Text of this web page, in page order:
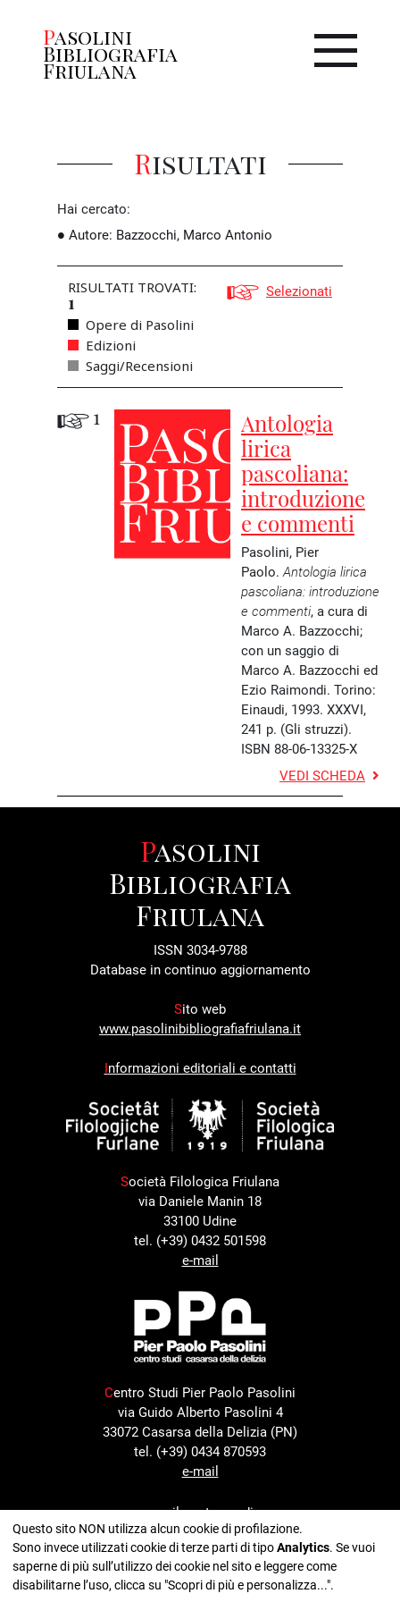
Pasolini
Bibliografia
Friulana
Risultati
Hai cercato:
Autore: Bazzocchi, Marco Antonio
RISULTATI TROVATI:
1
Opere di Pasolini
Edizioni
Saggi/Recensioni
Selezionati
1
Antologia
lirica
pascoliana:
introduzione
e commenti
Pasolini, Pier
Paolo.Antologia lirica
pascoliana: introduzione
e commenti, a cura di
Marco A. Bazzocchi;
con un saggio di
Marco A. Bazzocchi ed
Ezio Raimondi. Torino:
Einaudi, 1993. XXXVI,
241 p. (Gli struzzi).
ISBN 88-06-13325-X
VEDI SCHEDA
Pasolini
Bibliografia
Friulana
ISSN 3034-9788
Database in continuo aggiornamento
Sito web
www.pasolinibibliografiafriulana.it
Informazioni editoriali e contatti
Società Filologica Friulana
via Daniele Manin 18
33100 Udine
tel. (+39) 0432 501598
e-mail
Centro Studi Pier Paolo Pasolini
via Guido Alberto Pasolini 4
33072 Casarsa della Delizia (PN)
tel. (+39) 0434 870593
e-mail
con il sostegno di
Questo sito NON utilizza alcun cookie di profilazione.
Sono invece utilizzati cookie di terze parti di tipoAnalytics. Se vuoi
saperne di più sull’utilizzo dei cookie nel sito e leggere come
disabilitarne l’uso, clicca su "Scopri di più e personalizza...".